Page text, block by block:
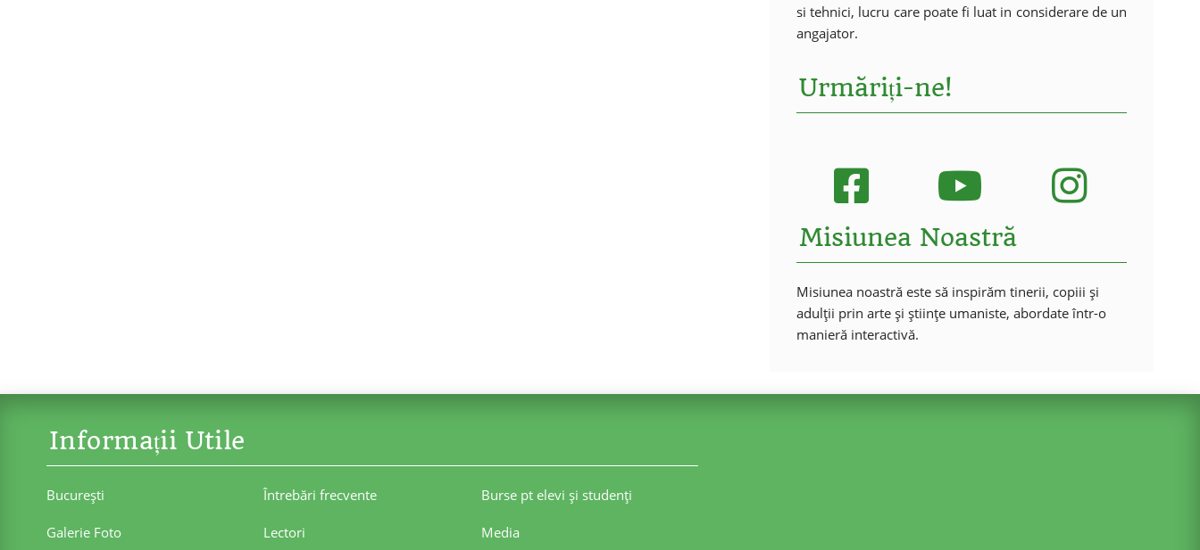
si tehnici, lucru care poate fi luat in considerare de un
angajator.
Urmăriți-ne!
Misiunea Noastră
Misiunea noastră este să inspirăm tinerii, copiii și
adulții prin arte și științe umaniste, abordate într-o
manieră interactivă.
Informații Utile
Bucureşti Întrebări frecvente Burse pt elevi şi studenţi
Galerie Foto Lectori Media